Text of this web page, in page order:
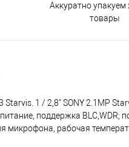
Аккуратно упакуем
товары
Starvis. 1 / 2,8" SONY 2.1MP
поддержка BLC,WDR;
микрофона, рабочая